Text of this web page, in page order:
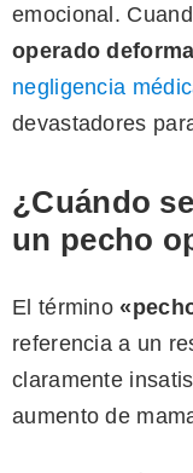
emocional.
operado
negligencia
devastadores
¿Cuándo
un pecho
El término
referencia a un
claramente
aumento de